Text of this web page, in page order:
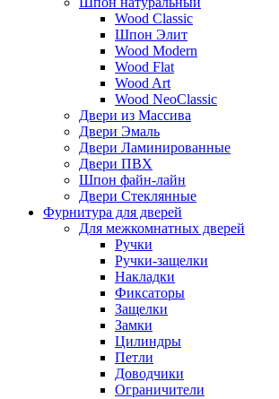
Wood Classic
Шпон Элит
Wood Modern
Wood Flat
Wood Art
Wood NeoClassic
Двери из Массива
Двери Эмаль
Двери Ламинированные
Двери ПВХ
Шпон файн-лайн
Двери Стеклянные
Фурнитура для дверей
Для межкомнатных дверей
Ручки
Ручки-защелки
Накладки
Фиксаторы
Защелки
Замки
Цилиндры
Петли
Доводчики
Ограничители